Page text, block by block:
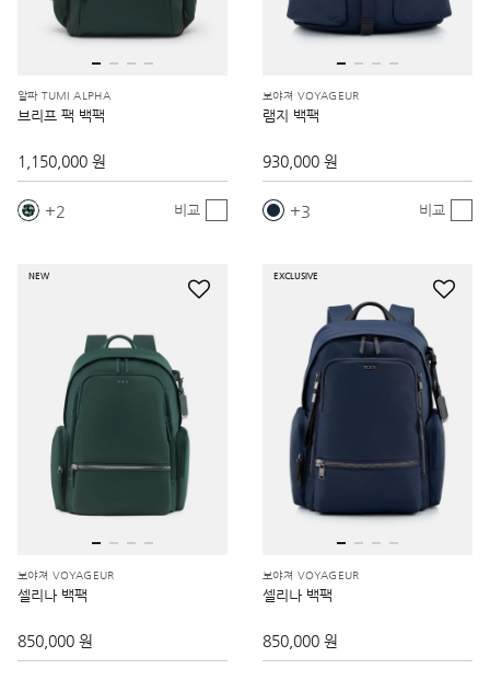
알파 TUMI ALPHA
브리프 팩 백팩
1,150,000 원
2 비교
보야져 VOYAGEUR
램지 백팩
930,000 원
3 비교
NEW
보야져 VOYAGEUR
셀리나 백팩
850,000 원
EXCLUSIVE
보야져 VOYAGEUR
셀리나 백팩
850,000 원